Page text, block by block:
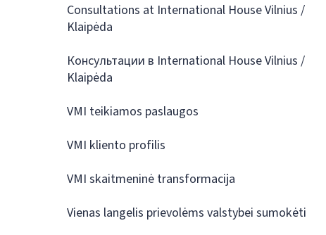
Consultations at International House Vilnius /
Klaipėda
Консультации в International House Vilnius /
Klaipėda
VMI teikiamos paslaugos
VMI kliento profilis
VMI skaitmeninė transformacija
Vienas langelis prievolėms valstybei sumokėti